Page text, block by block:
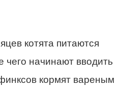
котята питаются
чего начинают вводить
кормят вареным